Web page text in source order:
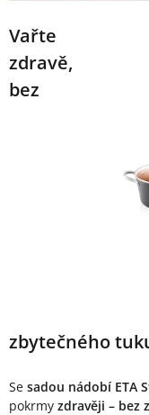
Popis produktu
Vařte
zdravě,
bez
zbytečného
Se sadou nádobí ETA
pokrmy zdravěji – bez